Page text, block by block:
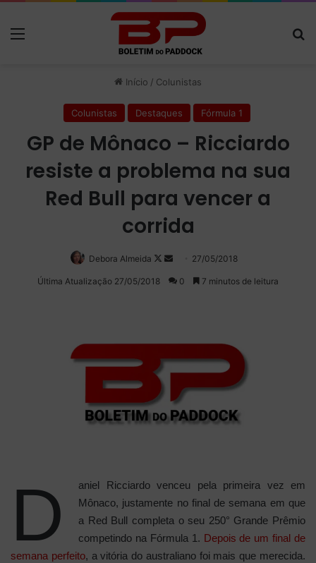
Início / Colunistas
Colunistas Destaques Fórmula 1
GP de Mônaco – Ricciardo
resiste a problema na sua
Red Bull para vencer a
corrida
Debora Almeida
Follow
on
Mande
um
27/05/2018
Última Atualização 27/05/2018 0 7 minutos de leitura
D
aniel Ricciardo venceu pela primeira vez em
Mônaco, justamente no final de semana em que
a Red Bull completa o seu 250° Grande Prêmio
competindo na Fórmula 1. Depois de um final de
semana perfeito, a vitória do australiano foi mais que merecida.